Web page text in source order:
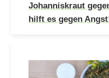
Johanniskraut
hilft es gegen